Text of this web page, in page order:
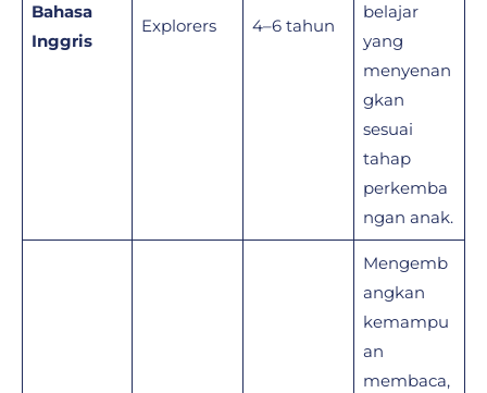
Bahasa
Inggris
Explorers 4–6 tahun
belajar
yang
menyenan
gkan
sesuai
tahap
perkemba
ngan anak.
Mengemb
angkan
kemampu
an
membaca,